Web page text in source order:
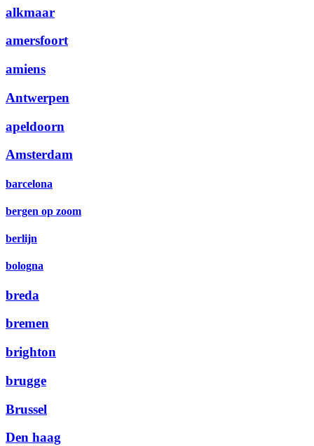
alkmaar
amersfoort
amiens
Antwerpen
apeldoorn
Amsterdam
barcelona
bergen op zoom
berlijn
bologna
breda
bremen
brighton
brugge
Brussel
Den haag